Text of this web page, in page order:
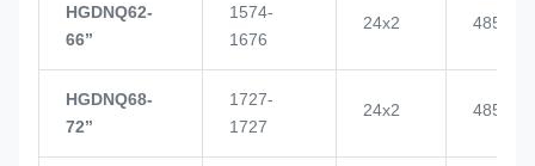
HGDNQ62-
66’’
1574-
1676
24x2 4855
HGDNQ68-
72’’
1727-
1727
24x2 4855